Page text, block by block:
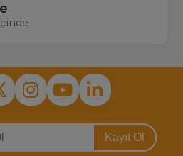
Kayıt Ol